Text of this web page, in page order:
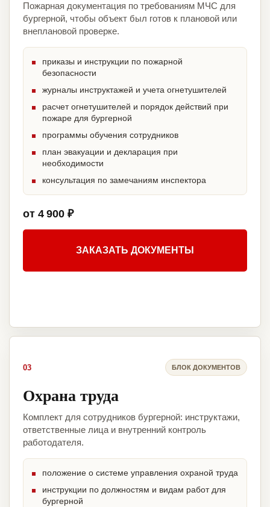
Пожарная документация по требованиям МЧС для
бургерной, чтобы объект был готов к плановой или
внеплановой проверке.
приказы и инструкции по пожарной
безопасности
журналы инструктажей и учета огнетушителей
расчет огнетушителей и порядок действий при
пожаре для бургерной
программы обучения сотрудников
план эвакуации и декларация при
необходимости
консультация по замечаниям инспектора
от 4 900 ₽
ЗАКАЗАТЬ ДОКУМЕНТЫ
03 БЛОК ДОКУМЕНТОВ
Охрана труда
Комплект для сотрудников бургерной: инструктажи,
ответственные лица и внутренний контроль
работодателя.
положение о системе управления охраной труда
инструкции по должностям и видам работ для
бургерной